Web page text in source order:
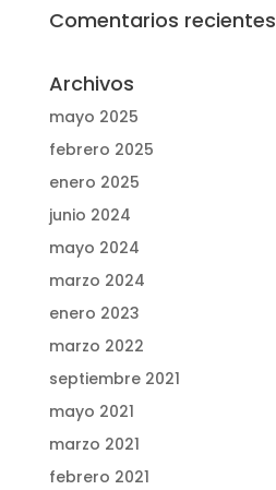
Comentarios recientes
Archivos
mayo 2025
febrero 2025
enero 2025
junio 2024
mayo 2024
marzo 2024
enero 2023
marzo 2022
septiembre 2021
mayo 2021
marzo 2021
febrero 2021